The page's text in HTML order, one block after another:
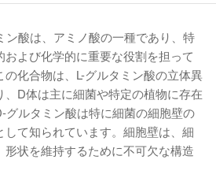
ン酸は、アミノ酸の一種であり、特
および化学的に重要な役割を担って
の化合物は、L-グルタミン酸の立体異
、D体は主に細菌や特定の植物に存在
グルタミン酸は特に細菌の細胞壁の
して知られています。細胞壁は、細
状を維持するために不可欠な構造